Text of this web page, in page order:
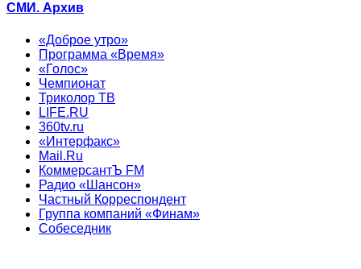
СМИ. Архив
«Доброе утро»
Программа «Время»
«Голос»
Чемпионат
Триколор ТВ
LIFE.RU
360tv.ru
«Интерфакс»
Mail.Ru
КоммерсантЪ FM
Радио «Шансон»
Частный Корреспондент
Группа компаний «Финам»
Собеседник